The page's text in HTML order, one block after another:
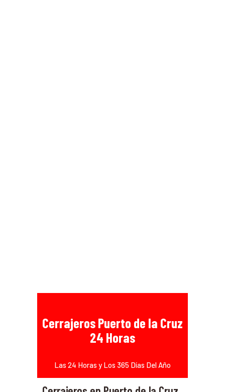
Cerrajeros Puerto de la Cruz
24 Horas
Las 24 Horas y Los 365 Días Del Año